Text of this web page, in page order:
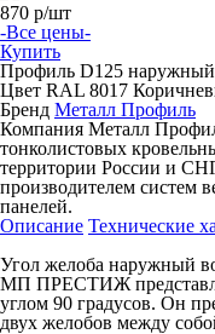
870 р/шт
-Все цены-
Купить
Профиль D125 наружный
Цвет RAL 8017
Бренд Металл Профиль
Компания Металл
тонколистовых
территории России и
производителем систем
панелей.
Описание Технические
Угол желоба наружный
МП ПРЕСТИЖ
углом 90 градусов. Он
двух желобов между